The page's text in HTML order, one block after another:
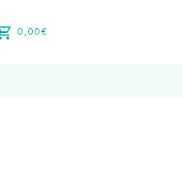
0,00€